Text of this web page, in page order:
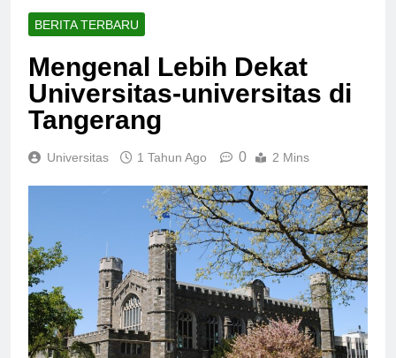
BERITA TERBARU
Mengenal Lebih Dekat
Universitas-universitas di
Tangerang
Universitas 1 Tahun Ago 0 2 Mins